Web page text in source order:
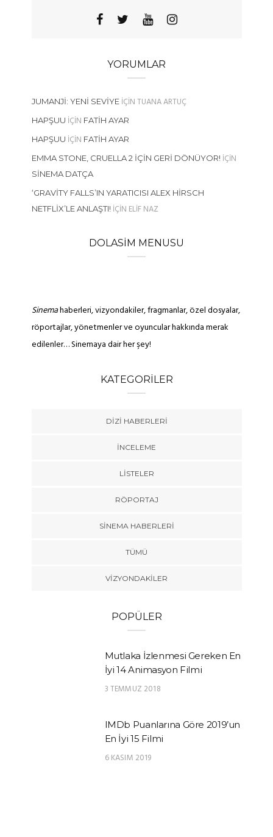
YORUMLAR
JUMANJI: YENI SEVIYEIÇINTUANA ARTUÇ
HAPŞUU IÇIN FATIH AYAR
HAPŞUU IÇIN FATIH AYAR
EMMA STONE, CRUELLA 2 İÇIN GERI DÖNÜYOR!IÇIN
SINEMA DATÇA
‘GRAVITY FALLS’IN YARATICISI ALEX HIRSCH
NETFLIX’LE ANLAŞTI!IÇIN ELIF NAZ
DOLASIM MENUSU
Sinemahaberleri, vizyondakiler, fragmanlar, özel dosyalar,
röportajlar, yönetmenler ve oyuncular hakkında merak
edilenler… Sinemaya dair her şey!
KATEGORILER
DIZI HABERLERI
İNCELEME
LISTELER
RÖPORTAJ
SINEMA HABERLERI
TÜMÜ
VIZYONDAKILER
POPÜLER
Mutlaka İzlenmesi Gereken En
İyi 14 Animasyon Filmi
3 TEMMUZ 2018
IMDb Puanlarına Göre 2019’un
En İyi 15 Filmi
6 KASIM 2019